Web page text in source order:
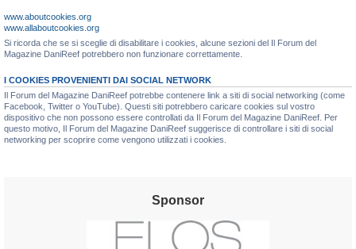
www.aboutcookies.org
www.allaboutcookies.org
Si ricorda che se si sceglie di disabilitare i cookies, alcune sezioni del Il Forum del
Magazine DaniReef potrebbero non funzionare correttamente.
I COOKIES PROVENIENTI DAI SOCIAL NETWORK
Il Forum del Magazine DaniReef potrebbe contenere link a siti di social networking (come
Facebook, Twitter o YouTube). Questi siti potrebbero caricare cookies sul vostro
dispositivo che non possono essere controllati da Il Forum del Magazine DaniReef. Per
questo motivo, Il Forum del Magazine DaniReef suggerisce di controllare i siti di social
networking per scoprire come vengono utilizzati i cookies.
Sponsor